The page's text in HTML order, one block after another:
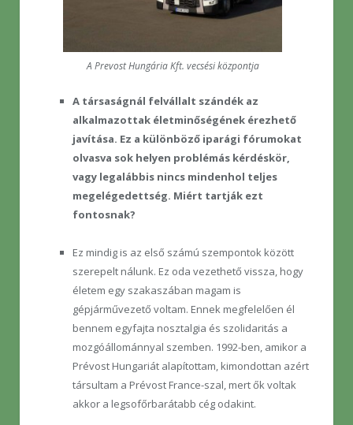
A Prevost Hungária Kft. vecsési központja
A társaságnál felvállalt szándék az
alkalmazottak életminőségének érezhető
javítása. Ez a különböző iparági fórumokat
olvasva sok helyen problémás kérdéskör,
vagy legalábbis nincs mindenhol teljes
megelégedettség. Miért tartják ezt
fontosnak?
Ez mindig is az első számú szempontok között
szerepelt nálunk. Ez oda vezethető vissza, hogy
életem egy szakaszában magam is
gépjárművezető voltam. Ennek megfelelően él
bennem egyfajta nosztalgia és szolidaritás a
mozgóállománnyal szemben. 1992-ben, amikor a
Prévost Hungariát alapítottam, kimondottan azért
társultam a Prévost France-szal, mert ők voltak
akkor a legsofőrbarátabb cég odakint.